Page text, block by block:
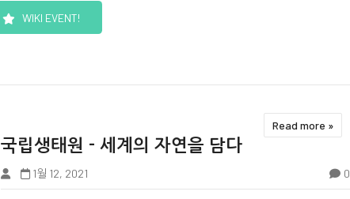
WIKI EVENT!
Read more »
국립생태원 - 세계의 자연을 담다
1월 12, 2021 0